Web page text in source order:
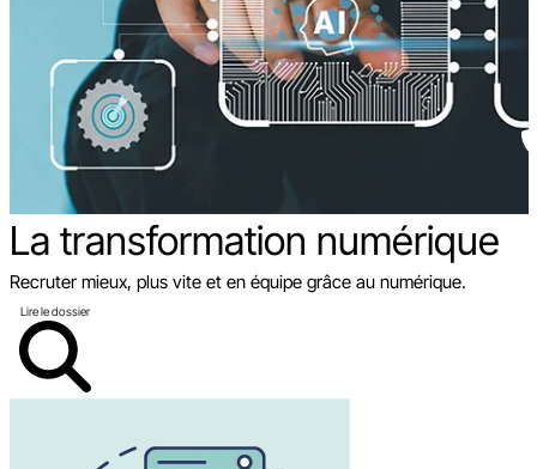
La transformation numérique
Recruter mieux, plus vite et en équipe grâce au numérique.
Lire le dossier